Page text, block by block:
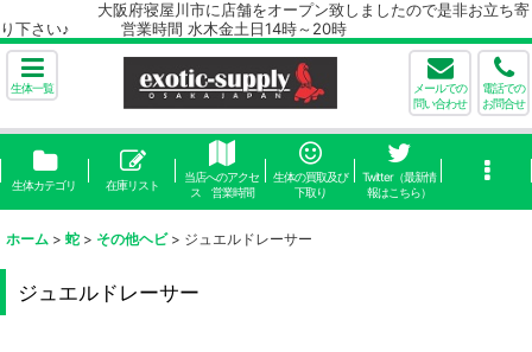
大阪府寝屋川市に店舗をオープン致しましたので是非お立ち寄
り下さい♪ 営業時間 水木金土日14時～20時
生体一覧
メールでの
問い合わせ
電話での
お問合せ
生体カテゴリ 在庫リスト
当店へのアクセ
ス 営業時間
生体の買取及び
下取り
Twitter（最新情
報はこちら）
ホーム > 蛇 > その他ヘビ > ジュエルドレーサー
ジュエルドレーサー